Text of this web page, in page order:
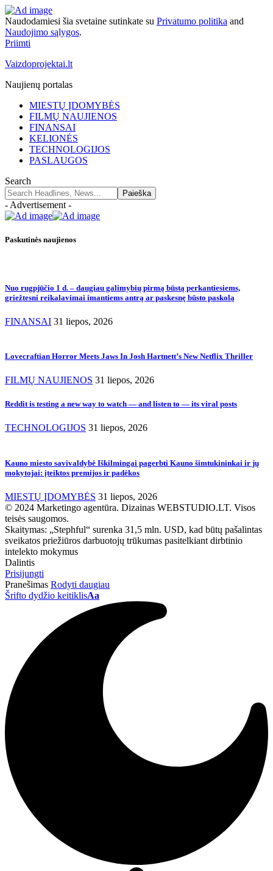
Naudodamiesi šia svetaine sutinkate su Privatumo politika and
Naudojimo sąlygos.
Priimti
Vaizdoprojektai.lt
Naujienų portalas
MIESTŲ ĮDOMYBĖS
FILMŲ NAUJIENOS
FINANSAI
KELIONĖS
TECHNOLOGIJOS
PASLAUGOS
Search
- Advertisement -
Paskutinės naujienos
Nuo rugpjūčio 1 d. – daugiau galimybių pirmą būstą perkantiesiems,
griežtesni reikalavimai imantiems antrą ar paskesnę būsto paskolą
FINANSAI 31 liepos, 2026
Lovecraftian Horror Meets Jaws In Josh Hartnett’s New Netflix Thriller
FILMŲ NAUJIENOS 31 liepos, 2026
Reddit is testing a new way to watch — and listen to — its viral posts
TECHNOLOGIJOS 31 liepos, 2026
Kauno miesto savivaldybė Iškilmingai pagerbti Kauno šimtukininkai ir jų
mokytojai: įteiktos premijos ir padėkos
MIESTŲ ĮDOMYBĖS 31 liepos, 2026
© 2024 Marketingo agentūra. Dizainas WEBSTUDIO.LT. Visos
teisės saugomos.
Skaitymas: „Stephful“ surenka 31,5 mln. USD, kad būtų pašalintas
sveikatos priežiūros darbuotojų trūkumas pasitelkiant dirbtinio
intelekto mokymus
Dalintis
Prisijungti
Pranešimas Rodyti daugiau
Šrifto dydžio keitiklisAa